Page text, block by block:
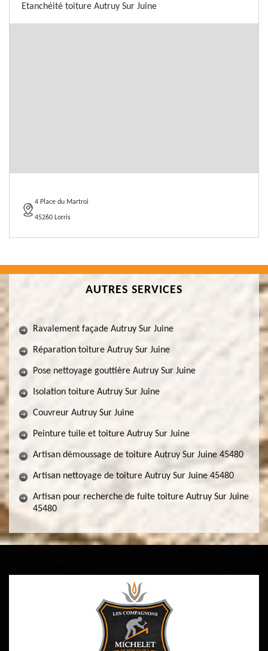
Etanchéité toiture Autruy Sur Juine
4 Place du Martroi
45260 Lorris
AUTRES SERVICES
Ravalement façade Autruy Sur Juine
Réparation toiture Autruy Sur Juine
Pose nettoyage gouttière Autruy Sur Juine
Isolation toiture Autruy Sur Juine
Couvreur Autruy Sur Juine
Peinture tuile et toiture Autruy Sur Juine
Artisan démoussage de toiture Autruy Sur Juine 45480
Artisan nettoyage de toiture Autruy Sur Juine 45480
Artisan pour recherche de fuite toiture Autruy Sur Juine
45480